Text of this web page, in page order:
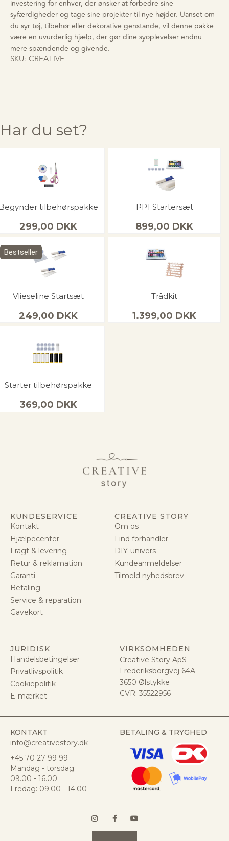
investering for enhver, der ønsker at forbedre sine
syfærdigheder og tage sine projekter til nye højder. Uanset om
du syr tøj, tilbehør eller dekorative genstande, vil denne pakke
være en uvurderlig hjælp, der gør dine syoplevelser endnu
mere spændende og givende.
SKU: CREATIVE
Har du set?
tilbehørspakke
299,00 DKK
PP1 Startersæt
899,00 DKK
Bestseller
Vlieseline Startsæt
249,00 DKK
Trådkit
1.399,00 DKK
Starter tilbehørspakke
369,00 DKK
KUNDESERVICE
Kontakt
Hjælpecenter
Fragt & levering
Retur & reklamation
Garanti
Betaling
Service & reparation
Gavekort
CREATIVE STORY
Om os
Find forhandler
DIY-univers
Kundeanmeldelser
Tilmeld nyhedsbrev
JURIDISK
Handelsbetingelser
Privatlivspolitik
Cookiepolitik
E-mærket
VIRKSOMHEDEN
Creative Story ApS
Frederiksborgvej 64A
3650 Ølstykke
CVR: 35522956
KONTAKT
info@creativestory.dk
+45 70 27 99 99
Mandag - torsdag:
09.00 - 16.00
Fredag: 09.00 - 14.00
BETALING & TRYGHED